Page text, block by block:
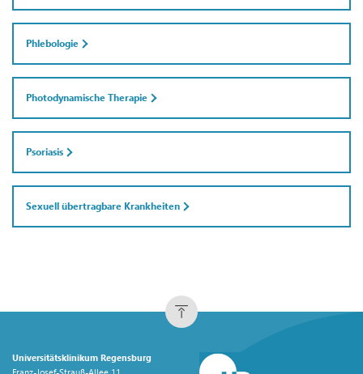
Phlebologie
Photodynamische Therapie
Psoriasis
Sexuell übertragbare Krankheiten
Universitätsklinikum Regensburg
Franz-Josef-Strauß-Allee 11